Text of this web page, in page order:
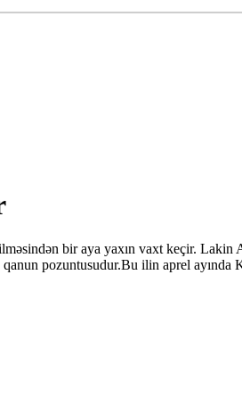
bir aya yaxın vaxt keçir. Lakin
pozuntusudur.Bu ilin aprel